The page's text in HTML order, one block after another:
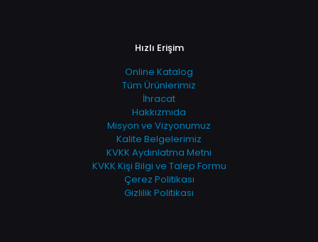
Hızlı Erişim
Online Katalog
Tüm Ürünlerimiz
İhracat
Hakkızmıda
Misyon ve Vizyonumuz
Kalite Belgelerimiz
KVKK Aydınlatma Metni
KVKK Kişi Bilgi ve Talep Formu
Çerez Politikası
Gizlilik Politikası